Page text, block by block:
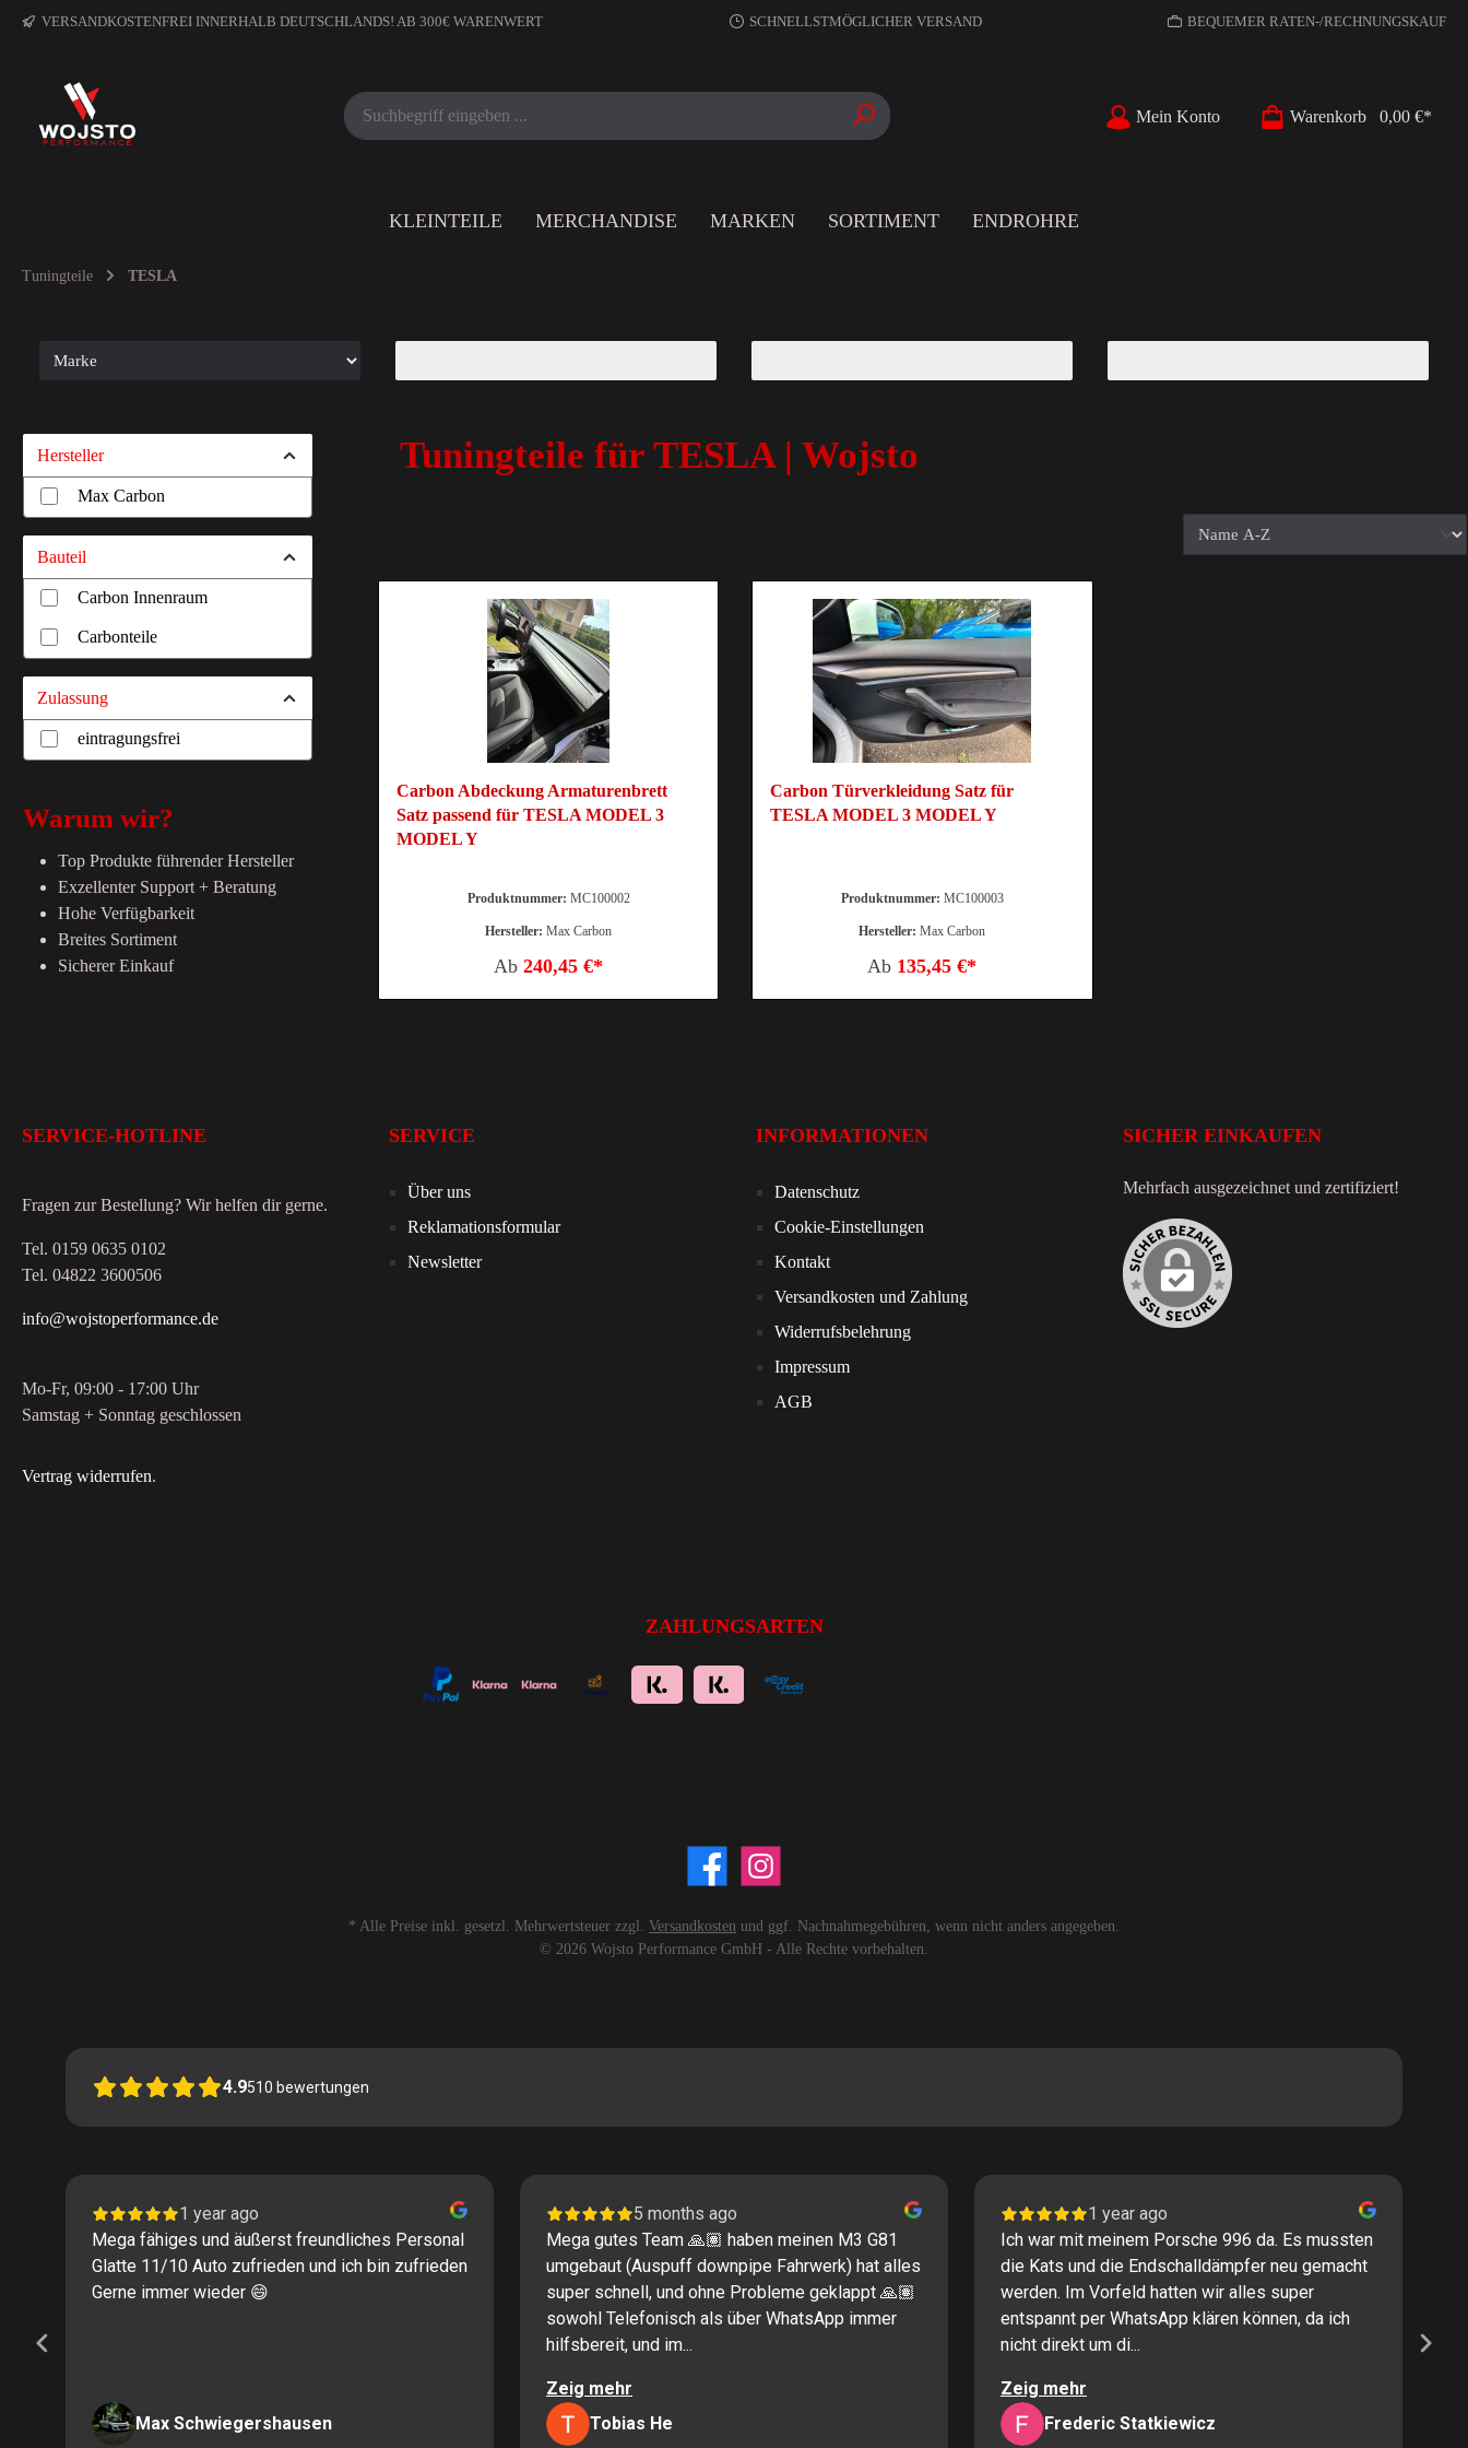
VERSANDKOSTENFREI INNERHALB DEUTSCHLANDS! AB 300€ WARENWERT SCHNELLSTMÖGLICHER VERSAND BEQUEMER RATEN-/RECHNUNGSKAUF
Mein Konto Warenkorb 0,00 €*
KLEINTEILE MERCHANDISE MARKEN SORTIMENT ENDROHRE
Tuningteile TESLA
Hersteller
Max Carbon
Bauteil
Carbon Innenraum
Carbonteile
Zulassung
eintragungsfrei
Warum wir?
Top Produkte führender Hersteller
Exzellenter Support + Beratung
Hohe Verfügbarkeit
Breites Sortiment
Sicherer Einkauf
Tuningteile für TESLA | Wojsto
Carbon Abdeckung Armaturenbrett
Satz passend für TESLA MODEL 3
MODEL Y
Produktnummer: MC100002
Hersteller:Max Carbon
Ab240,45 €*
Carbon Türverkleidung Satz für
TESLA MODEL 3 MODEL Y
Produktnummer: MC100003
Hersteller:Max Carbon
Ab 135,45 €*
SERVICE-HOTLINE
Fragen zur Bestellung? Wir helfen dir gerne.
Tel. 0159 0635 0102
Tel. 04822 3600506
info@wojstoperformance.de
Mo-Fr, 09:00 - 17:00 Uhr
Samstag + Sonntag geschlossen
Vertrag widerrufen.
SERVICE
Über uns
Reklamationsformular
Newsletter
INFORMATIONEN
Datenschutz
Cookie-Einstellungen
Kontakt
Versandkosten und Zahlung
Widerrufsbelehrung
Impressum
AGB
SICHER EINKAUFEN
Mehrfach ausgezeichnet und zertifiziert!
ZAHLUNGSARTEN
* Alle Preise inkl. gesetzl. Mehrwertsteuer zzgl. Versandkosten und ggf. Nachnahmegebühren, wenn nicht anders angegeben.
© 2026 Wojsto Performance GmbH - Alle Rechte vorbehalten.
4.9510 bewertungen
1 year ago
Mega fähiges und äußerst freundliches Personal
Glatte 11/10 Auto zufrieden und ich bin zufrieden
Gerne immer wieder 😄
Max Schwiegershausen
5 months ago
Mega gutes Team 🙏🏽 haben meinen M3 G81
umgebaut (Auspuff downpipe Fahrwerk) hat alles
super schnell, und ohne Probleme geklappt 🙏🏽
sowohl Telefonisch als über WhatsApp immer
hilfsbereit, und im...
Zeig mehr
Tobias He
1 year ago
Ich war mit meinem Porsche 996 da. Es mussten
die Kats und die Endschalldämpfer neu gemacht
werden. Im Vorfeld hatten wir alles super
entspannt per WhatsApp klären können, da ich
nicht direkt um di...
Zeig mehr
Frederic Statkiewicz